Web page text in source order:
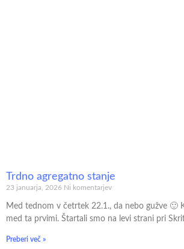
Trdno agregatno stanje
23 januarja, 2026 Ni komentarjev
Med tednom v četrtek 22.1., da nebo gužve 🙂
med ta prvimi. Štartali smo na levi strani pri
Preberi več »